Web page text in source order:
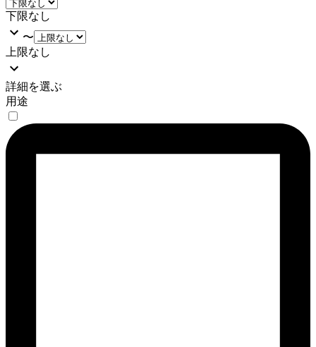
下限なし
〜
上限なし
詳細を選ぶ
用途